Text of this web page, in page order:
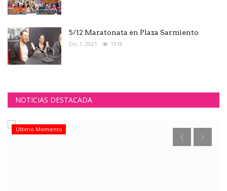
5/12 Maratonata en Plaza Sarmiento
Dic 1, 2021 1918
NOTICIAS DESTACADA
Ultimo Momento